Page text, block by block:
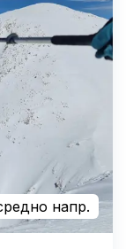
напр.